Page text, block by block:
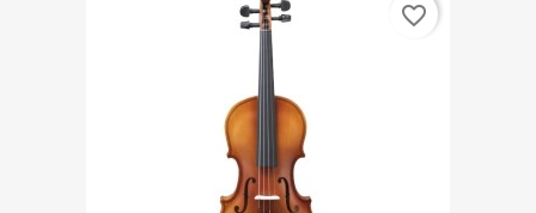
favorite_border